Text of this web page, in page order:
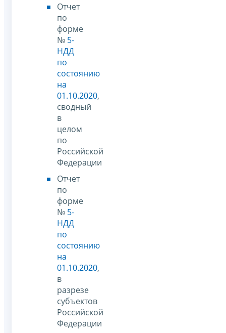
Отчет
по
форме
№ 5-
НДД
по
состоянию
на
01.10.2020,
сводный
в
целом
по
Российской
Федерации
Отчет
по
форме
№ 5-
НДД
по
состоянию
на
01.10.2020,
в
разрезе
субъектов
Российской
Федерации